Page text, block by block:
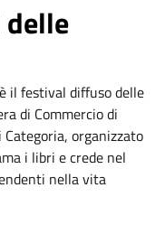
il festival diffuso delle
di Commercio di
organizzato
i libri e crede nel
nella vita